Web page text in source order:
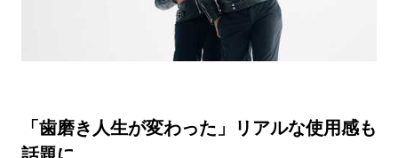
「歯磨き人生が変わった」リアルな使用感も